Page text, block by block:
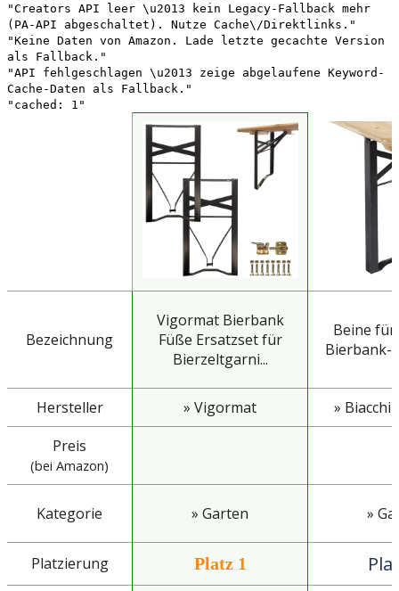
"Creators API leer \u2013 kein Legacy-Fallback mehr
(PA-API abgeschaltet). Nutze Cache\/Direktlinks."
"Keine Daten von Amazon. Lade letzte gecachte Version
als Fallback."
"API fehlgeschlagen \u2013 zeige abgelaufene Keyword-
Cache-Daten als Fallback."
"cached: 1"
Bezeichnung
Vigormat Bierbank
Füße Ersatzset für
Bierzeltgarni...
Beine
Bierbank-
Hersteller » Vigormat
» Biacchi
Preis
(bei Amazon)
Kategorie » Garten »
Platzierung Platz 1